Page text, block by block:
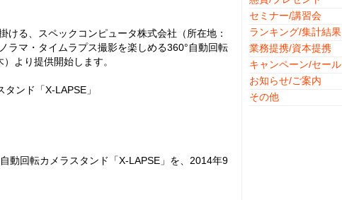
る、スペックコンピュータ株式会社（所在地：
ラマ・タイムラプス撮影を楽しめる360°自動回転
より提供開始します。
ンド「X-LAPSE」
動回転カメラスタンド「X-LAPSE」を、2014年9
セミナー/講習会
ランキング/集計結果
業務提携/資本提携
キャンペーン/セール
お知らせ/ご案内
その他